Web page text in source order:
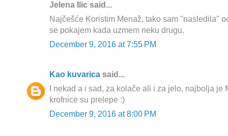
Jelena Ilic said...
Najčešće Koristim Menaž, tako sam "nasledila"
se pokajem kada uzmem neku drugu.
December 9, 2016 at 7:55 PM
Kao kuvarica said...
I nekad a i sad, za kolače ali i za jelo, najbolja je
krofnice su prelepe :)
December 9, 2016 at 8:00 PM